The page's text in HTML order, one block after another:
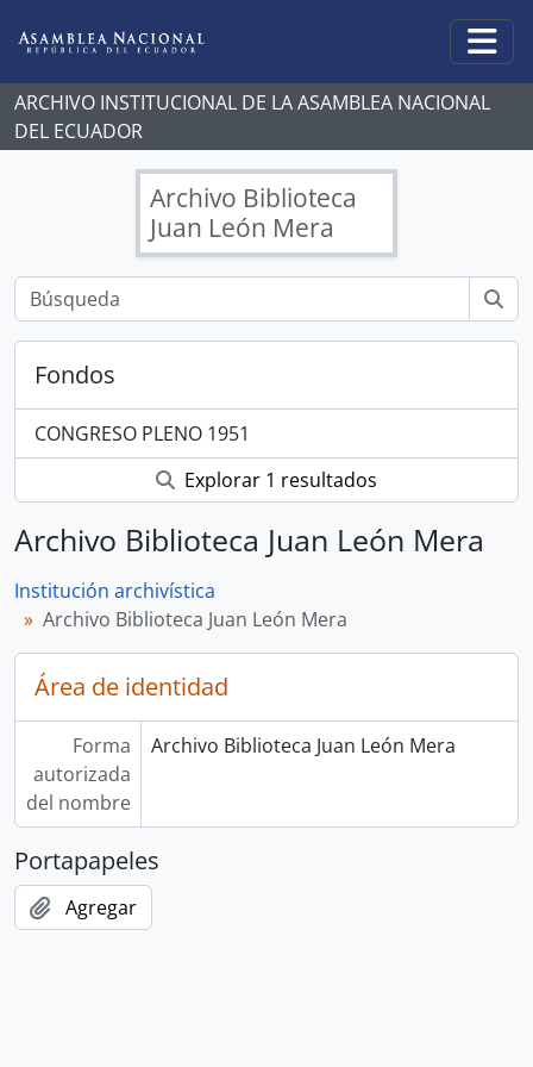
ARCHIVO INSTITUCIONAL DE LA ASAMBLEA NACIONAL
DEL ECUADOR
Archivo Biblioteca
Juan León Mera
Fondos
CONGRESO PLENO 1951
Explorar 1 resultados
Archivo Biblioteca Juan León Mera
Institución archivística
Archivo Biblioteca Juan León Mera
Área de identidad
Forma
autorizada
del nombre
Archivo Biblioteca Juan León Mera
Portapapeles
Agregar